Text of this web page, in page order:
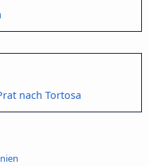
nach Tortosa